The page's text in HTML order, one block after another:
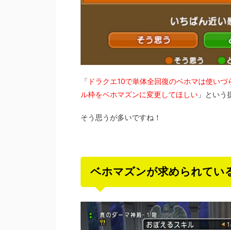
「 ドラクエ10で単体全回復のベホマは使い
ル枠をベホマズンに変更してほしい 」という
そう思うが多いですね！
ベホマズンが求められてい